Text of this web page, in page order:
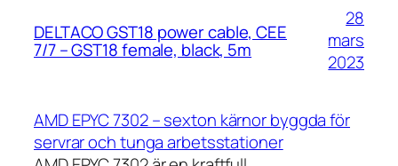
DELTACO GST18 power cable, CEE
7/7 – GST18 female, black, 5m
28
mars
2023
AMD EPYC 7302 – sexton kärnor byggda för
servrar och tunga arbetsstationer